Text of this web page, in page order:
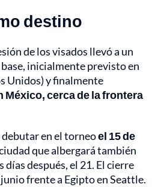
destino
de los visados llevó a un
inicialmente previsto en
Unidos) y finalmente
México, cerca de la frontera
en el torneoel 15 de
que albergará también
días después, el 21. El cierre
frente a Egipto en Seattle.